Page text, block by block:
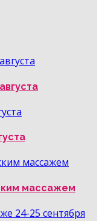
массажем